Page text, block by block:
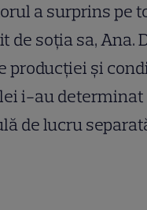
a surprins pe
de soția sa, Ana.
producției și
i-au determinat
de lucru